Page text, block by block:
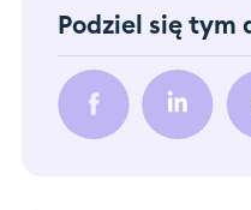
Podziel się tym